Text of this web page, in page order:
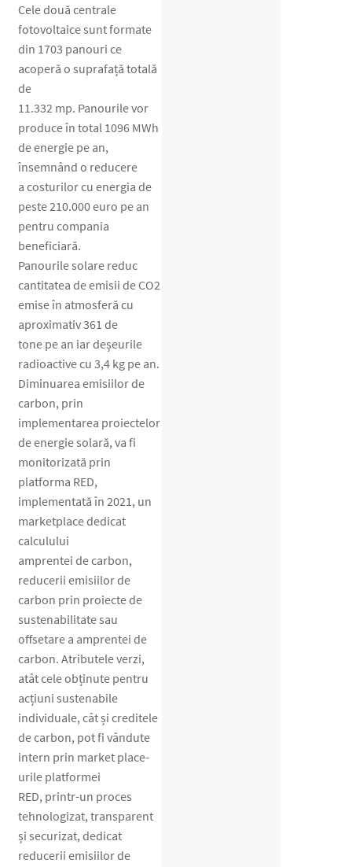
Cele două centrale
fotovoltaice sunt formate
din 1703 panouri ce
acoperă o suprafață totală
de
11.332 mp. Panourile vor
produce în total 1096 MWh
de energie pe an,
însemnând o reducere
a costurilor cu energia de
peste 210.000 euro pe an
pentru compania
beneficiară.
Panourile solare reduc
cantitatea de emisii de CO2
emise în atmosferă cu
aproximativ 361 de
tone pe an iar deșeurile
radioactive cu 3,4 kg pe an.
Diminuarea emisiilor de
carbon, prin
implementarea proiectelor
de energie solară, va fi
monitorizată prin
platforma RED,
implementată în 2021, un
marketplace dedicat
calculului
amprentei de carbon,
reducerii emisiilor de
carbon prin proiecte de
sustenabilitate sau
offsetare a amprentei de
carbon. Atributele verzi,
atât cele obținute pentru
acțiuni sustenabile
individuale, cât și creditele
de carbon, pot fi vândute
intern prin market place-
urile platformei
RED, printr-un proces
tehnologizat, transparent
și securizat, dedicat
reducerii emisiilor de